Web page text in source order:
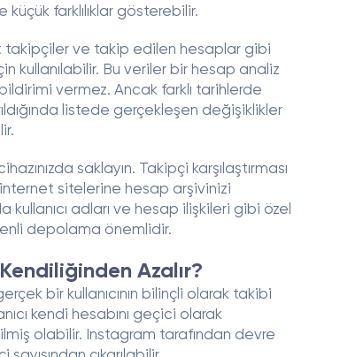
farklılıklar gösterebilir.
takipçiler ve takip edilen hesaplar gibi
kullanılabilir. Bu veriler bir hesap analiz
vermez. Ancak farklı tarihlerde
listede gerçekleşen değişiklikler
saklayın. Takipçi karşılaştırması
sitelerine hesap arşivinizi
adları ve hesap ilişkileri gibi özel
depolama önemlidir.
Azalır?
bir kullanıcının bilinçli olarak takibi
kendi hesabını geçici olarak
olabilir. Instagram tarafından devre